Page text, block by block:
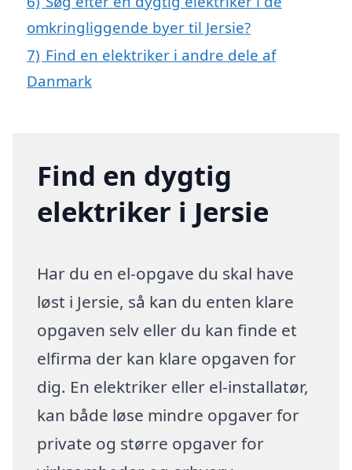
omkringliggende byer til Jersie?
7) Find en elektriker i andre dele af
Danmark
Find en dygtig
elektriker i Jersie
Har du en el-opgave du skal have
løst i Jersie, så kan du enten klare
opgaven selv eller du kan finde et
elfirma der kan klare opgaven for
dig. En elektriker eller el-installatør,
kan både løse mindre opgaver for
private og større opgaver for